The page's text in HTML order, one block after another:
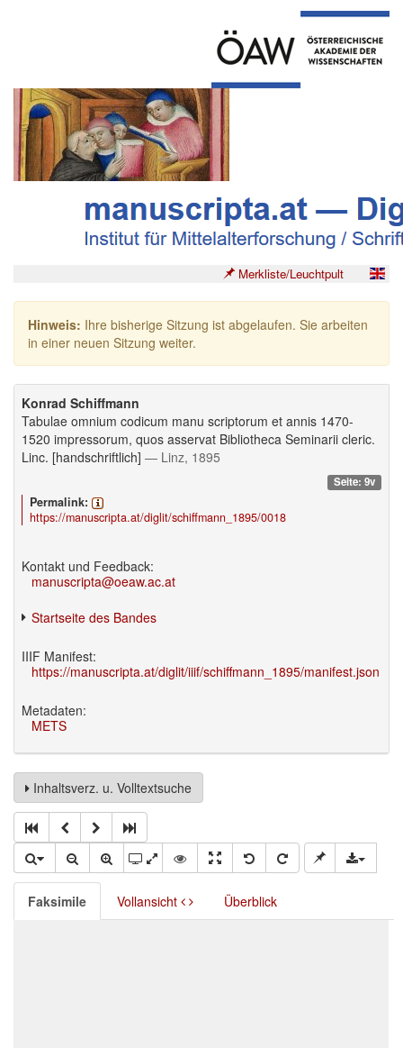
Merkliste/Leuchtpult
Hinweis: Ihre bisherige Sitzung ist abgelaufen. Sie arbeiten
in einer neuen Sitzung weiter.
Konrad Schiffmann
Tabulae omnium codicum manu scriptorum et annis 1470-
1520 impressorum, quos asservat Bibliotheca Seminarii cleric.
Linc. [handschriftlich] — Linz, 1895
Seite: 9v
Permalink:
https://manuscripta.at/diglit/schiffmann_1895/0018
Kontakt und Feedback:
manuscripta@oeaw.ac.at
Startseite des Bandes
IIIF Manifest:
https://manuscripta.at/diglit/iiif/schiffmann_1895/manifest.json
Metadaten:
METS
Inhaltsverz. u. Volltextsuche
Faksimile Vollansicht Überblick